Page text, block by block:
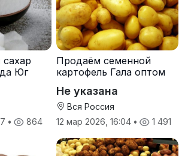
Юг
• 864
Продаём семенной
картофель Гала оптом
Не указана
Вся Россия
12 мар 2026, 16:04 • 1 491